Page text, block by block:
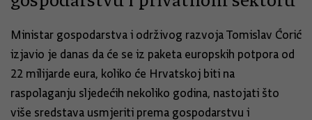
Ministar gospodarstva i održivog razvoja Tomislav Ćorić
izjavio je danas da će se iz paketa europskih potpora od
22 milijarde eura, koliko će Hrvatskoj biti na
raspolaganju sljedećih nekoliko godina, nastojati što
više sredstava usmjeriti prema gospodarstvu i